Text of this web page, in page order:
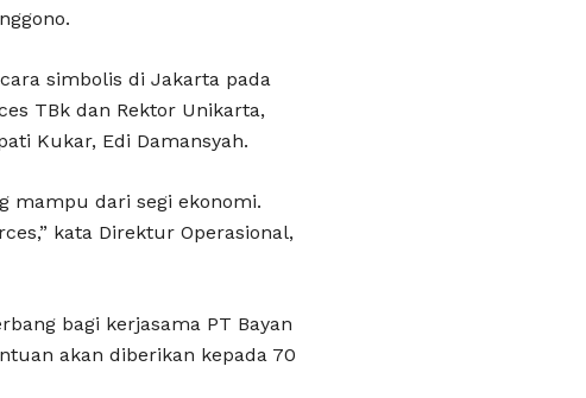
simbolis di Jakarta pada
TBk dan Rektor Unikarta,
Kukar, Edi Damansyah.
mampu dari segi ekonomi.
kata Direktur Operasional,
bagi kerjasama PT Bayan
akan diberikan kepada 70